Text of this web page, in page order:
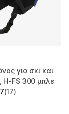
για σκι και
FS 300 μπλε
stars from 17
(17)